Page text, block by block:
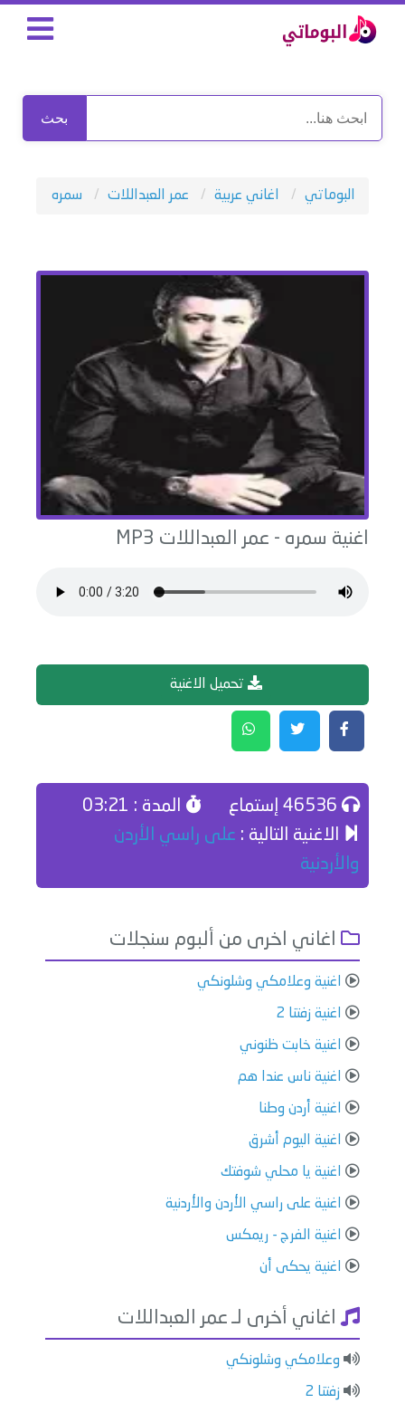
بحث
البوماتي اغاني عربية عمر العبداللات سمره
اغنية سمره - عمر العبداللات
تحميل الاغنية
المدة : 03:21
الاغنية التالية : على راسي الأردن
والأردنية
اغاني اخرى من ألبوم سنجلات
اغنية وعلامكي وشلونكي
اغنية زفتنا 2
اغنية خابت ظنوني
اغنية ناس عندا هم
اغنية أردن وطنا
اغنية اليوم أشرق
اغنية يا محلي شوفتك
اغنية على راسي الأردن والأردنية
اغنية الفرج - ريمكس
اغنية يحكى أن
اغاني أخرى لـ عمر العبداللات
وعلامكي وشلونكي
زفتنا 2